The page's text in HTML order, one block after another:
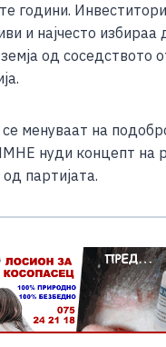
години.
и најчесто избираа
од соседството
менуваат на
нуди концепт на
партијата.